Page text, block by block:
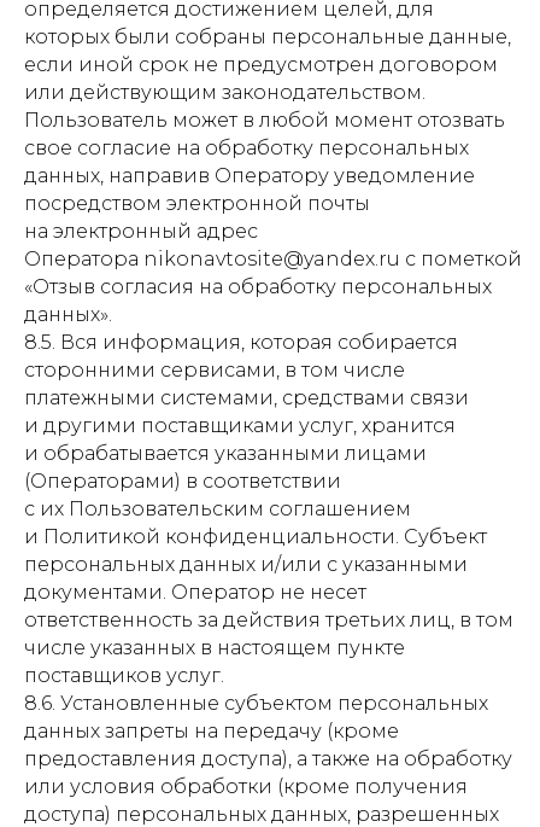
определяется достижением целей, для
которых были собраны персональные данные,
если иной срок не предусмотрен договором
или действующим законодательством.
Пользователь может в любой момент отозвать
свое согласие на обработку персональных
данных, направив Оператору уведомление
посредством электронной почты
на электронный адрес
Оператора nikonavtosite@yandex.ru с пометкой
«Отзыв согласия на обработку персональных
данных».
8.5. Вся информация, которая собирается
сторонними сервисами, в том числе
платежными системами, средствами связи
и другими поставщиками услуг, хранится
и обрабатывается указанными лицами
(Операторами) в соответствии
с их Пользовательским соглашением
и Политикой конфиденциальности. Субъект
персональных данных и/или с указанными
документами. Оператор не несет
ответственность за действия третьих лиц, в том
числе указанных в настоящем пункте
поставщиков услуг.
8.6. Установленные субъектом персональных
данных запреты на передачу (кроме
предоставления доступа), а также на обработку
или условия обработки (кроме получения
доступа) персональных данных, разрешенных